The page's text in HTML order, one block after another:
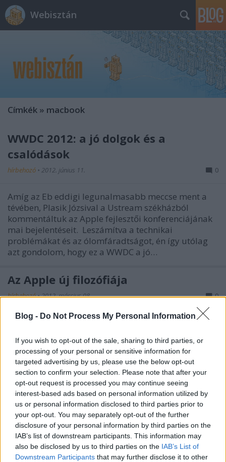
Blog - Do Not Process My Personal Information
If you wish to opt-out of the sale, sharing to third parties, or
processing of your personal or sensitive information for
targeted advertising by us, please use the below opt-out
section to confirm your selection. Please note that after your
opt-out request is processed you may continue seeing
interest-based ads based on personal information utilized by
us or personal information disclosed to third parties prior to
your opt-out. You may separately opt-out of the further
disclosure of your personal information by third parties on the
IAB’s list of downstream participants. This information may
also be disclosed by us to third parties on the IAB’s List of
Downstream Participants that may further disclose it to other
Webisztán
Címkék » macbook
WWDC 2012: a jó dolgok és a
csalódások
hírbehozó • 2012. június 11. 0
Amíg az Eb eddigi legunalmasabb meccse ment a
tévében, Plasik Józsival a Ustream székházból
kommentáltuk az Apple fejlesztői konferenciájának
mai bejelentéseit. Leszámítva a technikai
problémákat és az ólomfáradtságot, én így utólag
azt gondolom, hogy ez a WWDC a jó…
Az Apple új filozófiája
hírbehozó•2012. március 08. 0
Tudom, hogy egy kicsit megszaladtak mostanában
foglalkoztat, úgyhogy erről is írok. A Gizmodón
jelent meg egy cikk arról, hogy a mostani Apple-
bejelentéskor feltűnően más dizájnban jelent meg az
Apple logója, mint…
Ti elő meritek venni a laptopotokat,
okostelefonotokat, táblagépeteket a
metrón?
hírbehozó 2012. március 06.